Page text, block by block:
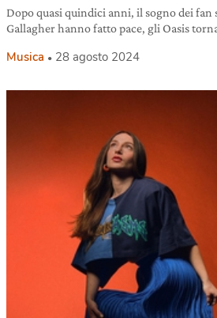
Dopo quasi quindici anni, il sogno dei fan
Gallagher hanno fatto pace, gli Oasis
Musica 28 agosto 2024